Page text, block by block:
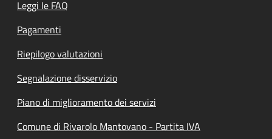
Leggi le FAQ
Pagamenti
Riepilogo valutazioni
Segnalazione disservizio
Piano di miglioramento dei servizi
Comune di Rivarolo Mantovano - Partita IVA